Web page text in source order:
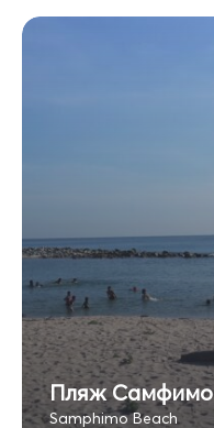
Пляж Самфимо
Samphimo Beach